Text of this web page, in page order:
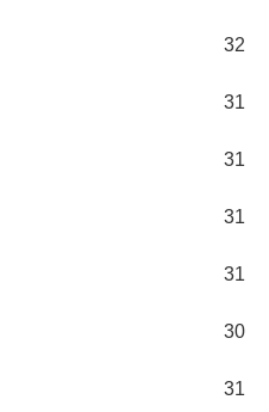
32
31
31
31
31
30
31